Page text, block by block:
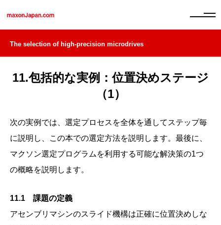
The selection of high-precision microdrives
11.包括的な実例：位置決めステージ
（1）
次の実例では、選定プロセスを全体を通してステップ毎
に説明し、この本での選定方法を説明します。最後に、
マクソン選定プログラムを利用する可能な解決策の1つ
の概略を説明します。
11.1 課題の定義
アセンブリマシンのスライド機構は正確に位置決めしな